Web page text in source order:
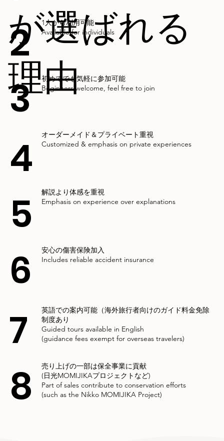
が選ばれる
理由
2
1人から利用可能
Available for individuals
3
初めてでも気軽に参加可能
Beginners welcome, feel free to join
4
オーダーメイド＆プライベート重視
Customized & emphasis on private experiences
6
安心の傷害保険加入
Includes reliable accident insurance
5
解説より体感を重視
Emphasis on experience over explanations
7
英語での案内可能（海外旅行者向けのガイド料金免除
制度あり
Guided tours available in English
(guidance fees exempt for overseas travelers)
8
売り上げの一部は保全事業に貢献
(日光MOMIJIKAプロジェクト など)
Part of sales contribute to conservation efforts
(such as the Nikko MOMIJIKA Project)